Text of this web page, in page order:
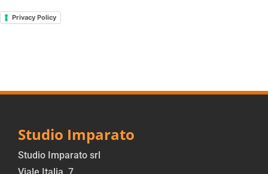
Privacy Policy
Studio Imparato
Studio Imparato srl
Viale Italia, 7